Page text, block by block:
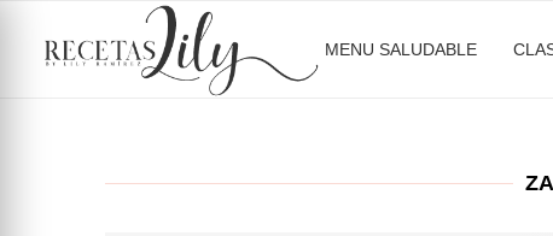
MENU SALUDABLE